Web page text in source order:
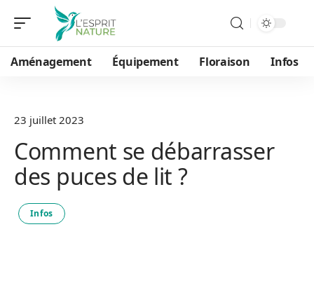
Aménagement Équipement Floraison Infos
23 juillet 2023
Comment se débarrasser
des puces de lit ?
Infos